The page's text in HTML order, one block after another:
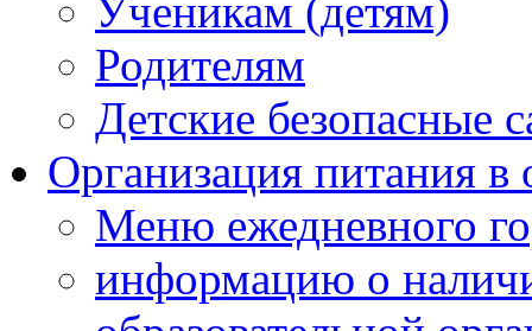
Ученикам (детям)
Родителям
Детские безопасные
Организация питания в
Меню ежедневного
информацию о